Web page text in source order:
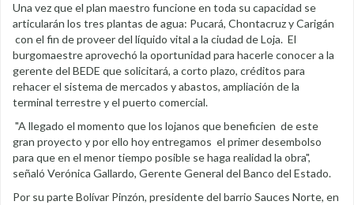
Una vez que el plan maestro funcione en toda su capacidad se
articularán los tres plantas de agua: Pucará, Chontacruz y Carigán
con el fin de proveer del líquido vital a la ciudad de Loja. El
burgomaestre aprovechó la oportunidad para hacerle conocer a la
gerente del BEDE que solicitará, a corto plazo, créditos para
rehacer el sistema de mercados y abastos, ampliación de la
terminal terrestre y el puerto comercial.
"A llegado el momento que los lojanos que beneficien de este
gran proyecto y por ello hoy entregamos el primer desembolso
para que en el menor tiempo posible se haga realidad la obra",
señaló Verónica Gallardo, Gerente General del Banco del Estado.
Por su parte Bolívar Pinzón, presidente del barrio Sauces Norte, en